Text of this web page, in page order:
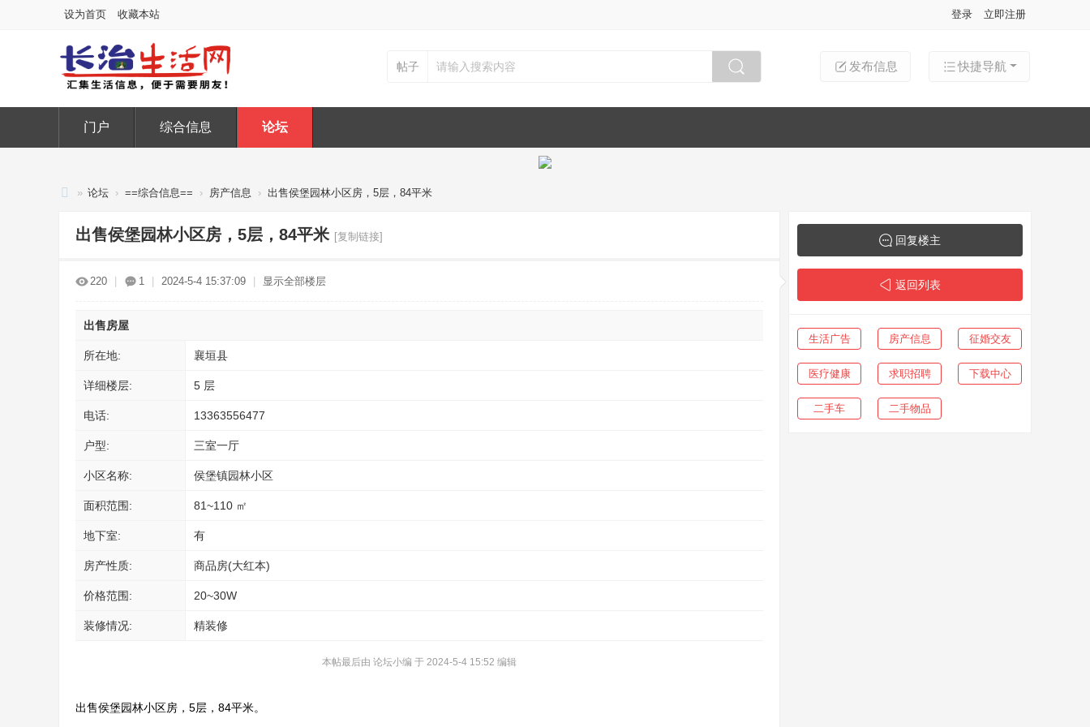
设为首页 收藏本站 登录 立即注册
快捷导航
发布信息
帖子
门户 综合信息 论坛
» 论坛 › ==综合信息== › 房产信息 › 出售侯堡园林小区房，5层，84平米
出售侯堡园林小区房，5层，84平米 [复制链接]
220 1 2024-5-4 15:37:09 显示全部楼层
出售房屋
所在地: 襄垣县
详细楼层: 5 层
电话: 13363556477
户型: 三室一厅
小区名称: 侯堡镇园林小区
面积范围: 81~110 ㎡
地下室: 有
房产性质: 商品房(大红本)
价格范围: 20~30W
装修情况: 精装修
本帖最后由 论坛小编 于 2024-5-4 15:52 编辑
出售侯堡园林小区房，5层，84平米。
回复楼主
返回列表
生活广告 房产信息 征婚交友
医疗健康 求职招聘 下载中心
二手车 二手物品